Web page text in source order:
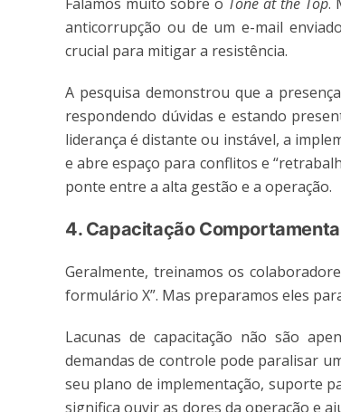
anticorrupção ou de um e-mail
crucial para mitigar a resistência.
A pesquisa demonstrou que a
respondendo dúvidas e estando
liderança é distante ou instável, a
e abre espaço para conflitos e
ponte entre a alta gestão e a operação.
4. Capacitação
Geralmente, treinamos os
formulário X”. Mas preparamos eles
Lacunas de capacitação não são
demandas de controle pode paralisar
seu plano de implementação, suporte
significa ouvir as dores da operação e